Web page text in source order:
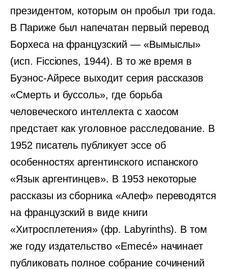
президентом, которым он пробыл три года.
В Париже был напечатан первый перевод
Борхеса на французский — «Вымыслы»
(исп. Ficciones, 1944). В то же время в
Буэнос-Айресе выходит серия рассказов
«Смерть и буссоль», где борьба
человеческого интеллекта с хаосом
предстает как уголовное расследование. В
1952 писатель публикует эссе об
особенностях аргентинского испанского
«Язык аргентинцев». В 1953 некоторые
рассказы из сборника «Алеф» переводятся
на французский в виде книги
«Хитросплетения» (фр. Labyrinths). В том
же году издательство «Emecé» начинает
публиковать полное собрание сочинений